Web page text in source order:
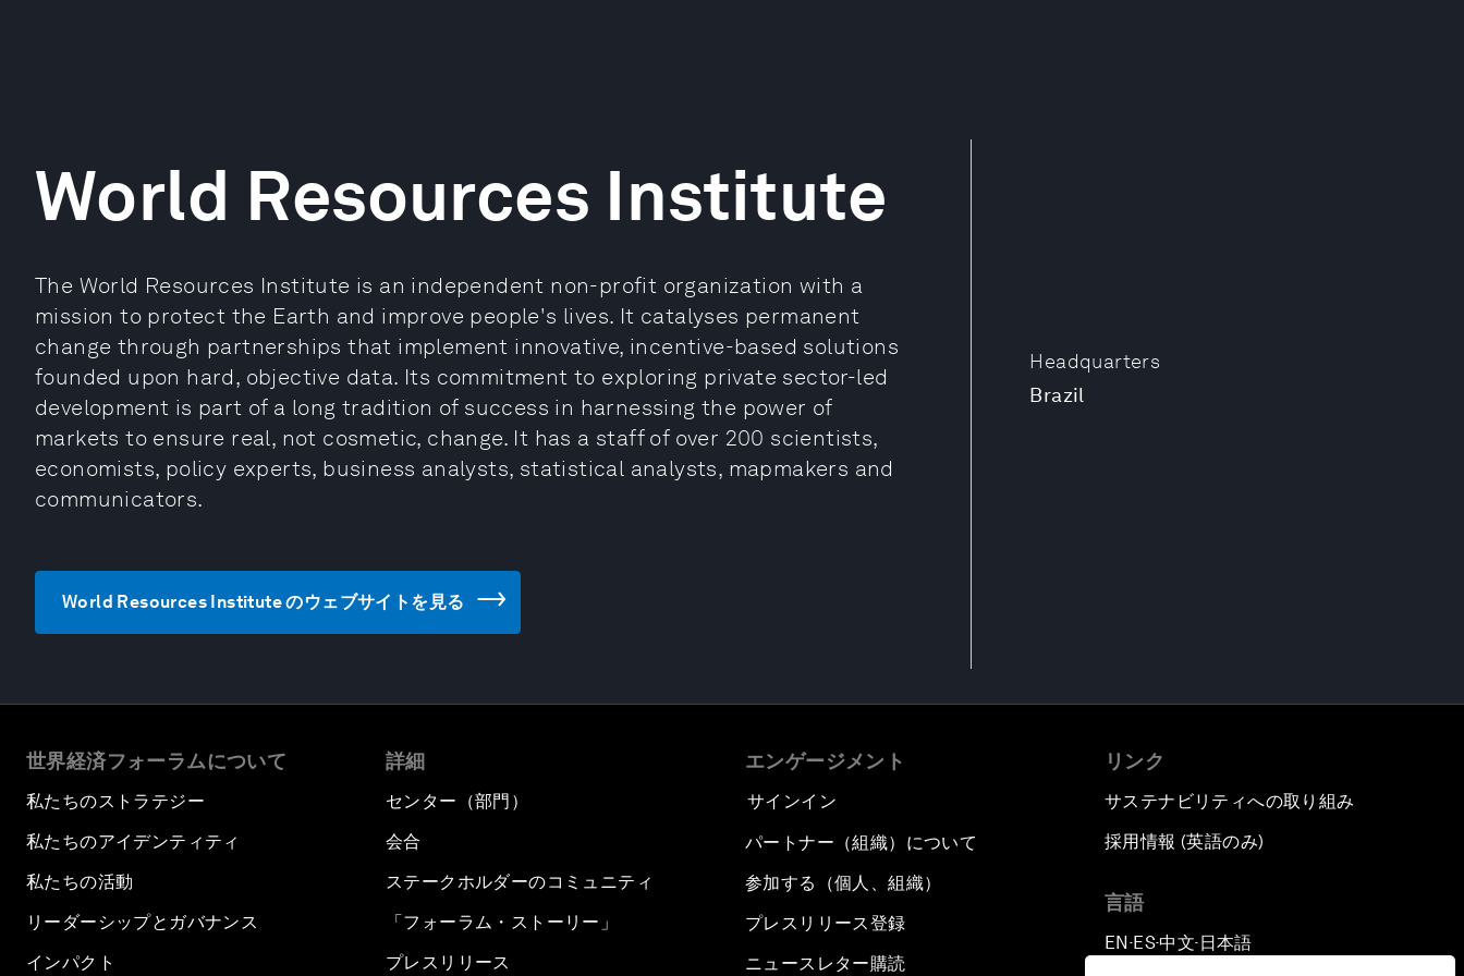
Headquarters
Brazil
World Resources Institute
The World Resources Institute is an independent non-profit organization with a
mission to protect the Earth and improve people's lives. It catalyses permanent
change through partnerships that implement innovative, incentive-based solutions
founded upon hard, objective data. Its commitment to exploring private sector-led
development is part of a long tradition of success in harnessing the power of
markets to ensure real, not cosmetic, change. It has a staff of over 200 scientists,
economists, policy experts, business analysts, statistical analysts, mapmakers and
communicators.
World Resources Institute のウェブサイトを見る
世界経済フォーラムについて
私たちのストラテジー
私たちのアイデンティティ
私たちの活動
リーダーシップとガバナンス
インパクト
詳細
センター（部門）
会合
ステークホルダーのコミュニティ
「フォーラム・ストーリー」
プレスリリース
エンゲージメント
サインイン
パートナー（組織）について
参加する（個人、組織）
プレスリリース登録
ニュースレター購読
リンク
サステナビリティへの取り組み
採用情報 (英語のみ)
言語
EN ▪ES▪中文▪ 日本語